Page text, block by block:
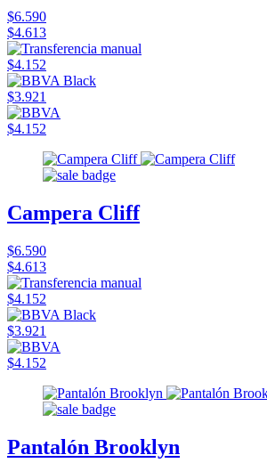
$6.590
$4.613
$4.152
$3.921
$4.152
Campera Cliff
$6.590
$4.613
$4.152
$3.921
$4.152
Pantalón Brooklyn